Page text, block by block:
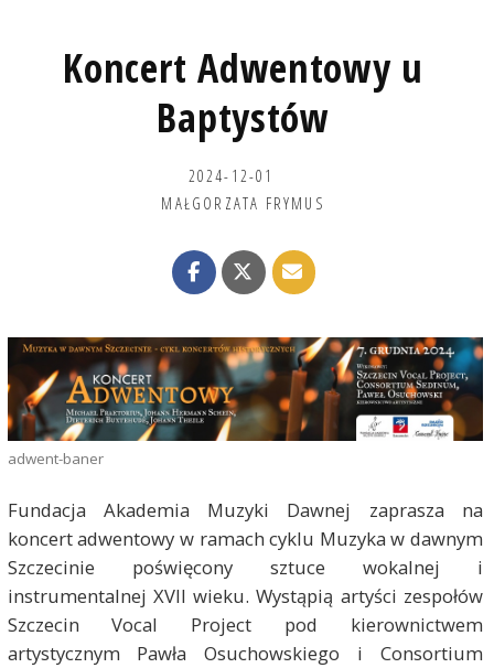
Koncert Adwentowy u
Baptystów
2024-12-01
MAŁGORZATA FRYMUS
adwent-baner
Fundacja Akademia Muzyki Dawnej zaprasza na
koncert adwentowy w ramach cyklu Muzyka w dawnym
Szczecinie poświęcony sztuce wokalnej i
instrumentalnej XVII wieku. Wystąpią artyści zespołów
Szczecin Vocal Project pod kierownictwem
artystycznym Pawła Osuchowskiego i Consortium